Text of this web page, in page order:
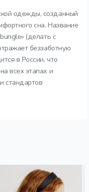
одежды, созданный
сна. Название
(делать с
беззаботную
в России, что
всех этапах и
стандартов